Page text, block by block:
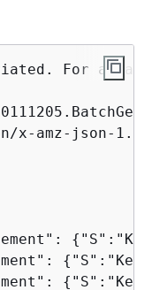
For a
x-amz-json-1.0
{
{
{